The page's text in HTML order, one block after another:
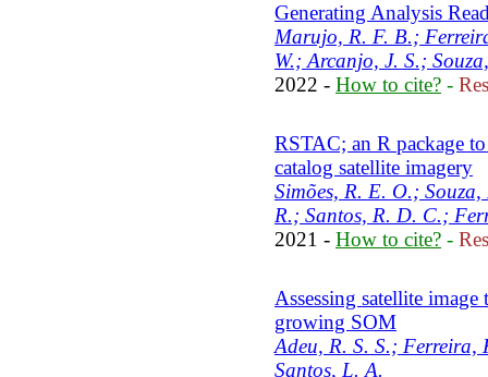
Generating Analysis
Marujo, R. F. B.;
W.; Arcanjo, J. S.;
2022 - How to cite? -
RSTAC; an R package to
catalog satellite imagery
Simões, R. E. O.;
R.; Santos, R. D. C.;
2021 - How to cite? -
Assessing satellite
growing SOM
Adeu, R. S. S.; Ferreira,
Santos, L. A.